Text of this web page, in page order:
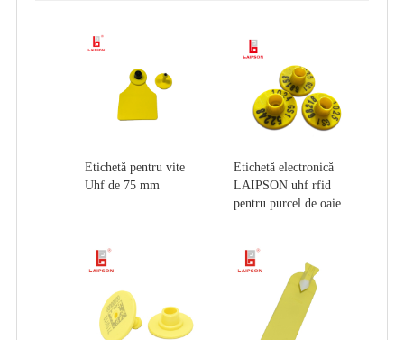
Etichetă pentru vite
Uhf de 75 mm
Etichetă electronică
LAIPSON uhf rfid
pentru purcel de oaie